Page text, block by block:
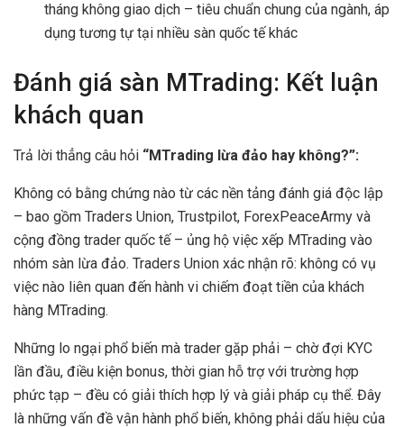
tháng không giao dịch – tiêu chuẩn chung của ngành, áp
dụng tương tự tại nhiều sàn quốc tế khác
Đánh giá sàn MTrading: Kết luận
khách quan
Trả lời thẳng câu hỏi “MTrading lừa đảo hay không?”:
Không có bằng chứng nào từ các nền tảng đánh giá độc lập
– bao gồm Traders Union, Trustpilot, ForexPeaceArmy và
cộng đồng trader quốc tế – ủng hộ việc xếp MTrading vào
nhóm sàn lừa đảo. Traders Union xác nhận rõ: không có vụ
việc nào liên quan đến hành vi chiếm đoạt tiền của khách
hàng MTrading.
Những lo ngại phổ biến mà trader gặp phải – chờ đợi KYC
lần đầu, điều kiện bonus, thời gian hỗ trợ với trường hợp
phức tạp – đều có giải thích hợp lý và giải pháp cụ thể. Đây
là những vấn đề vận hành phổ biến, không phải dấu hiệu của